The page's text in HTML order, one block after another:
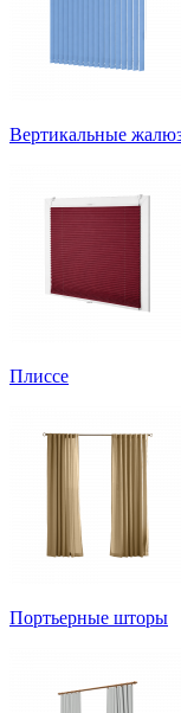
Вертикальные
Плиссе
Портьерные шторы